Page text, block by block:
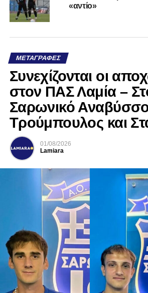
«αντίο»
ΜΕΤΑΓΡΑΦΈΣ
Συνεχίζονται οι
στον ΠΑΣ Λαμία –
Σαρωνικό
Τρούμπουλος και
01/08/2026
Lamiara